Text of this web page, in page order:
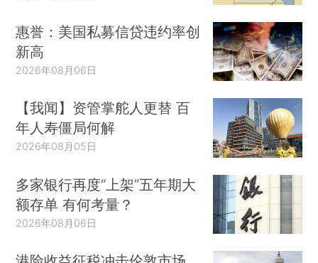
惠誉：美国私募信贷违约率创
新高
2026年08月06日
【我闻】资管掌舵人更替 百
年人寿僵局何解
2026年08月05日
多家银行再度“上架”五年期大
额存单 有何考量？
2026年08月06日